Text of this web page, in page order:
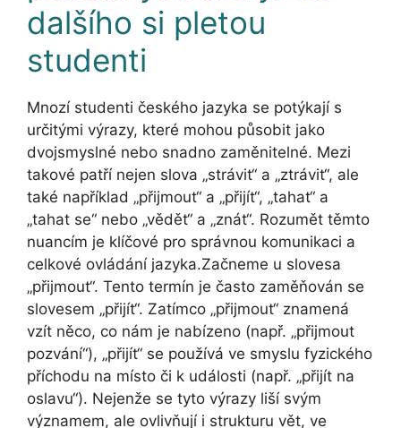
dalšího si pletou
studenti
Mnozí studenti českého jazyka se potýkají s
určitými výrazy, které mohou působit jako
dvojsmyslné nebo snadno zaměnitelné. Mezi
takové patří nejen slova „strávit“ a „ztrávit“, ale
také například „přijmout“ a „přijít“, „tahat“ a
„tahat se“ nebo „vědět“ a „znát“. Rozumět těmto
nuancím je klíčové pro správnou komunikaci a
celkové ovládání jazyka.Začneme u slovesa
„přijmout“. Tento termín je často zaměňován se
slovesem „přijít“. Zatímco „přijmout“ znamená
vzít něco, co nám je nabízeno (např. „přijmout
pozvání“), „přijít“ se používá ve smyslu fyzického
příchodu na místo či k události (např. „přijít na
oslavu“). Nejenže se tyto výrazy liší svým
významem, ale ovlivňují i strukturu vět, ve